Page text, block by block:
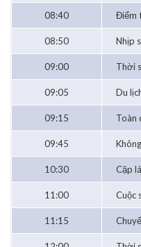
08:40 Điểm
08:50 Nhịp
09:00 Thời
09:05 Du
09:15 Toàn
09:45
10:30 Cặp
11:00 Cuộc
11:15